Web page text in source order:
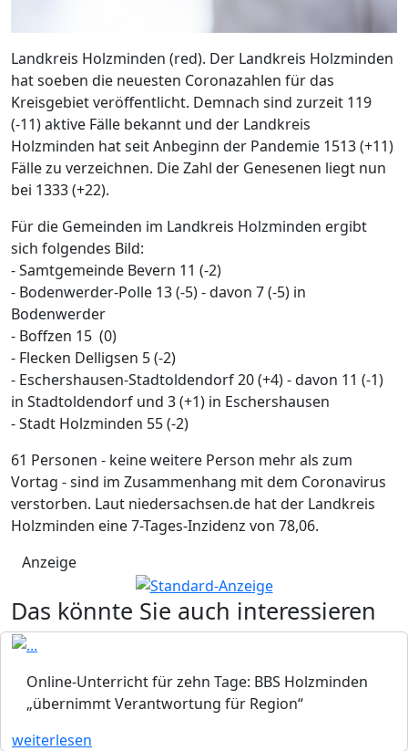
Landkreis Holzminden (red). Der Landkreis Holzminden
hat soeben die neuesten Coronazahlen für das
Kreisgebiet veröffentlicht. Demnach sind zurzeit 119
(-11) aktive Fälle bekannt und der Landkreis
Holzminden hat seit Anbeginn der Pandemie 1513 (+11)
Fälle zu verzeichnen. Die Zahl der Genesenen liegt nun
bei 1333 (+22).
Für die Gemeinden im Landkreis Holzminden ergibt
sich folgendes Bild:
- Samtgemeinde Bevern 11 (-2)
- Bodenwerder-Polle 13 (-5) - davon 7 (-5) in
Bodenwerder
- Boffzen 15 (0)
- Flecken Delligsen 5 (-2)
- Eschershausen-Stadtoldendorf 20 (+4) - davon 11 (-1)
in Stadtoldendorf und 3 (+1) in Eschershausen
- Stadt Holzminden 55 (-2)
61 Personen - keine weitere Person mehr als zum
Vortag - sind im Zusammenhang mit dem Coronavirus
verstorben. Laut niedersachsen.de hat der Landkreis
Holzminden eine 7-Tages-Inzidenz von 78,06.
Anzeige
Das könnte Sie auch interessieren
Online-Unterricht für zehn Tage: BBS Holzminden
„übernimmt Verantwortung für Region“
weiterlesen